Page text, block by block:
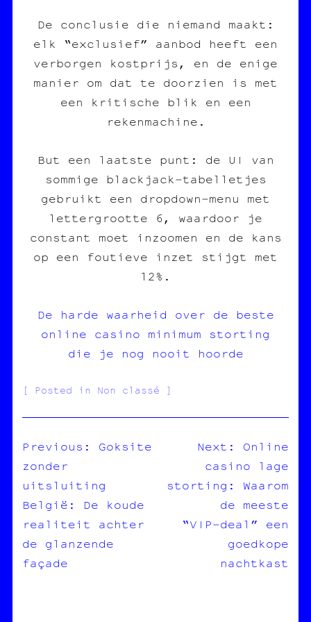
De conclusie die niemand maakt:
elk “exclusief” aanbod heeft een
verborgen kostprijs, en de enige
manier om dat te doorzien is met
een kritische blik en een
rekenmachine.
But een laatste punt: de UI van
sommige blackjack‑tabelletjes
gebruikt een dropdown‑menu met
lettergrootte 6, waardoor je
constant moet inzoomen en de kans
op een foutieve inzet stijgt met
12%.
De harde waarheid over de beste
online casino minimum storting
die je nog nooit hoorde
Posted in Non classé
NAVIGATION
DE
L’ARTICLE
Previous:
Goksite
zonder
uitsluiting
België: De koude
realiteit achter
de glanzende
façade
Next:
Online
casino lage
storting: Waarom
de meeste
“VIP‑deal” een
goedkope
nachtkast